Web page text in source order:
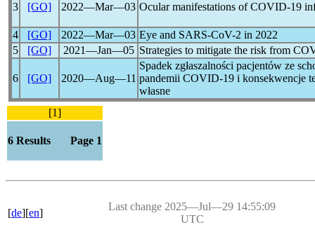
3 [GO] 2022―Mar―03 Ocular manifestations ofCOVID-19
4 [GO] 2022―Mar―03 Eye and SARS-CoV-2 in 2022
5
[GO] 2021―Jan―05 Strategies to mitigate the risk from
6 [GO] 2020―Aug―11
Spadek zgłaszalności pacjentów ze
pandemii COVID-19 i konsekwencje
własne
[1]
6 Results Page 1
[de][en]
Last change 2025―Jul―29 14:55:09
UTC